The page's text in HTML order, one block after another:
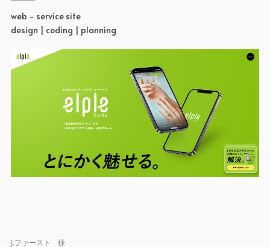
web - service site
design | coding | planning
J.ファースト 様